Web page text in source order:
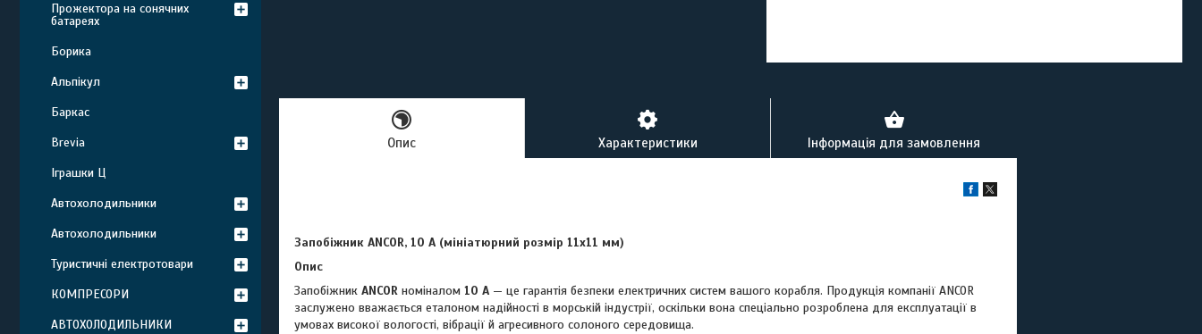
Опис Характеристики Інформація для замовлення
Запобіжник ANCOR, 10 А (мініатюрний розмір 11x11 мм)
Опис
Запобіжник ANCOR номіналом 10 А — це гарантія безпеки електричних систем вашого корабля. Продукція компанії ANCOR
заслужено вважається еталоном надійності в морській індустрії, оскільки вона спеціально розроблена для експлуатації в
умовах високої вологості, вібрації й агресивного солоного середовища.
Прожектора на сонячних
батареях
Борика
Альпікул
Баркас
Brevia
Іграшки Ц
Автохолодильники
Автохолодильники
Туристичні електротовари
КОМПРЕСОРИ
АВТОХОЛОДИЛЬНИКИ